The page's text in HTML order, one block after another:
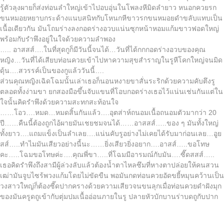
รู้ตัวลุงผายก็ส่งท่อนลำใหญ่เข้าไปอบอุ่นในโพลงหีมิดลำยาว หนอกควยรก
ขนหมอยหยาบกระด้างแนบสนิทกับโหนกหีขาวรกขนหมอยดำขลับแทบเป็น
เนื้อเดียวกัน มันโถมร่างลงกอดร่างอวบแน่นซุกหน้าหอมแก้มขาวฟอดใหญ่
พร้อมกับรำพึงอยู่ในใจด้วยความลำพอง
….. อาสสส์….ในที่สุดกูก็มีวันนี้จนได้…วันที่ได้กกกอดร่างอวบของคุณ
หญิง…วันที่ได้เสียบท่อนควยเข้าไปหาความสุขสำราญในรูหีโคกใหญ่จนมิด
ดุ้น….สวรรค์เป็นของกูแล้ววันนี้….
ส่วนคุณหญิงเฉิดโฉมนั้นเล่าเธอก็นอนหงายขาสั่นระริกด้วยความคับตึงรู
ตลอดทั้งง่ามขา ยกสองมือขึ้นจับแขนที่โอบกอดร่างเธอไว้แน่นเช่นกันแต่ใน
ใจนั้นคิดรำพึงด้วยความสะทกสะท้อนใจ
……โอว….หมด…หมดสิ้นกันแล้ว….อุตส่าห์ถนอมเนื้อถนอมตัวมากว่า 20
ปี……คืนนี้ต้องถูกไอ้ผายมันเชยชมจนได้……อาสสส์…..ของ ๆ มันทั้งใหญ่
ทั้งยาว….แถมแข็งเป็นลำเลย….แน่นคับรูอย่างไม่เคยได้รับมาก่อนเลย…อูย
สส์…..ทำไมมันเสียวอย่างนี้นะ……ยิ่งเสียวยิ่งอยาก….อาสส์…..ขอโทษ
คะ…..โฉมขอโทษค่ะ….คุณพี่ขา…..ที่โฉมมีอารมณ์กับมัน….ซี๊ดสสส์…..
เธอคิดรำพึงถึงสามีผู้ล่วงลับแล้วต้องน้ำตาไหลซึมที่หางตาปล่อยให้คนสวน
เฒ่ามันจูบไซร้พวงแก้มโดยไม่ขัดขืน พอมันกดท่อนควยอัดขยี้หมุนคว้านเป็น
วงสาวใหญ่ก็ต้องซี๊ดปากครางด้วยความเสียวจนขนลุกเมื่อท่อนควยดำฝังมุก
ของมันครูดถูเข้ากับตุ่มปมเนื้ออ่อนภายในรู ปลายหัวบักบานร่าบดถูกับปาก